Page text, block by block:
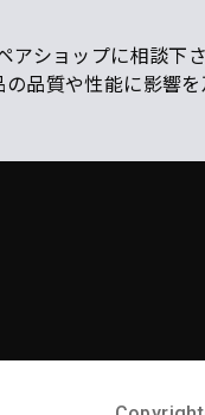
ショップに相談下さ
品質や性能に影響を